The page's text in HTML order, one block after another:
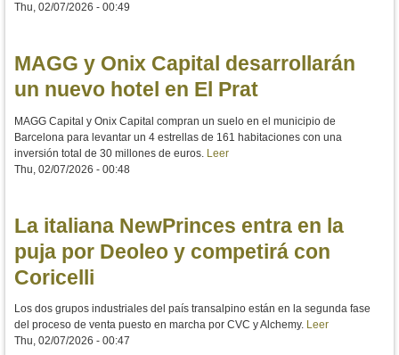
Thu, 02/07/2026 - 00:49
MAGG y Onix Capital desarrollarán
un nuevo hotel en El Prat
MAGG Capital y Onix Capital compran un suelo en el municipio de
Barcelona para levantar un 4 estrellas de 161 habitaciones con una
inversión total de 30 millones de euros. Leer
Thu, 02/07/2026 - 00:48
La italiana NewPrinces entra en la
puja por Deoleo y competirá con
Coricelli
Los dos grupos industriales del país transalpino están en la segunda fase
del proceso de venta puesto en marcha por CVC y Alchemy. Leer
Thu, 02/07/2026 - 00:47